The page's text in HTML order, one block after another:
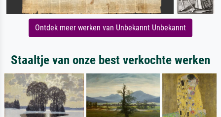
Ontdek meer werken van Unbekannt Unbekannt
Staaltje van onze best verkochte werken